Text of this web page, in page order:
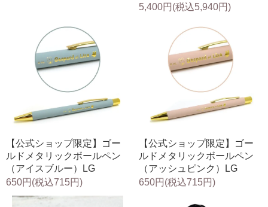
5,400円(税込5,940円)
【公式ショップ限定】ゴー
ルドメタリックボールペン
（アイスブルー）LG
650円(税込715円)
【公式ショップ限定】ゴー
ルドメタリックボールペン
（アッシュピンク）LG
650円(税込715円)